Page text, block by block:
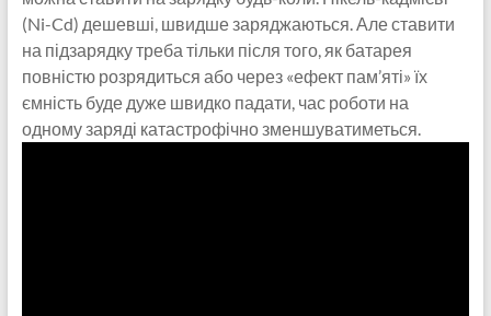
(Ni-Cd) дешевші, швидше заряджаються. Але ставити
на підзарядку треба тільки після того, як батарея
повністю розрядиться або через «ефект пам’яті» їх
ємність буде дуже швидко падати, час роботи на
одному заряді катастрофічно зменшуватиметься.